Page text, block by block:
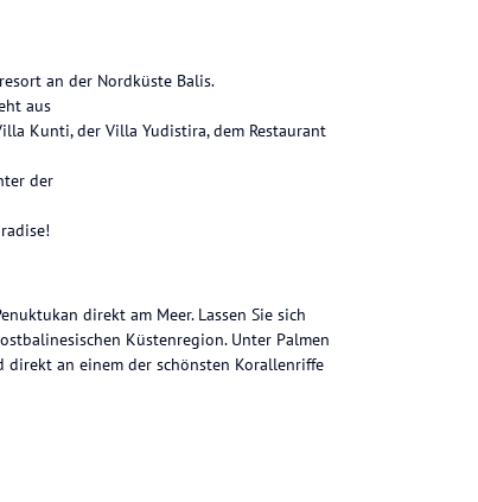
an der Nordküste Balis.
aus
Kunti, der Villa Yudistira, dem Restaurant
der
direkt am Meer. Lassen Sie sich
Küstenregion. Unter Palmen
an einem der schönsten Korallenriffe
50 – 60 m² großzügig dimensioniert. Bei